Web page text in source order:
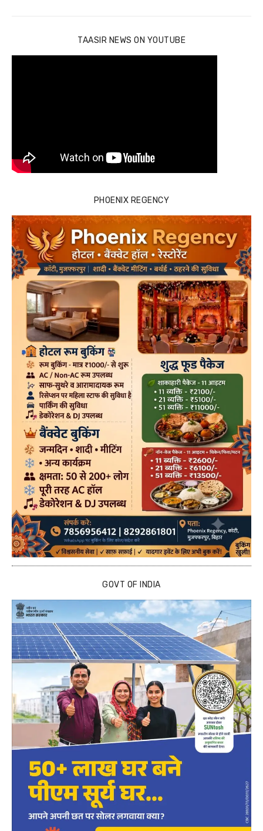
TAASIR NEWS ON YOUTUBE
PHOENIX REGENCY
GOVT OF INDIA